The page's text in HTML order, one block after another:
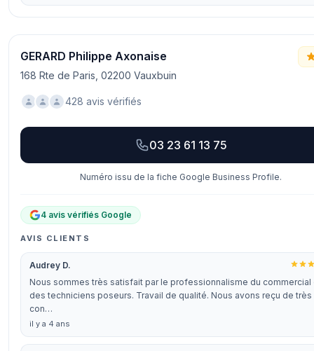
GERARD Philippe Axonaise
168 Rte de Paris, 02200 Vauxbuin
428 avis vérifiés
03 23 61 13 75
Numéro issu de la fiche Google Business Profile.
4 avis vérifiés Google
AVIS CLIENTS
Audrey D.
Nous sommes très satisfait par le professionnalisme du commercial
des techniciens poseurs. Travail de qualité. Nous avons reçu de très
con…
il y a 4 ans